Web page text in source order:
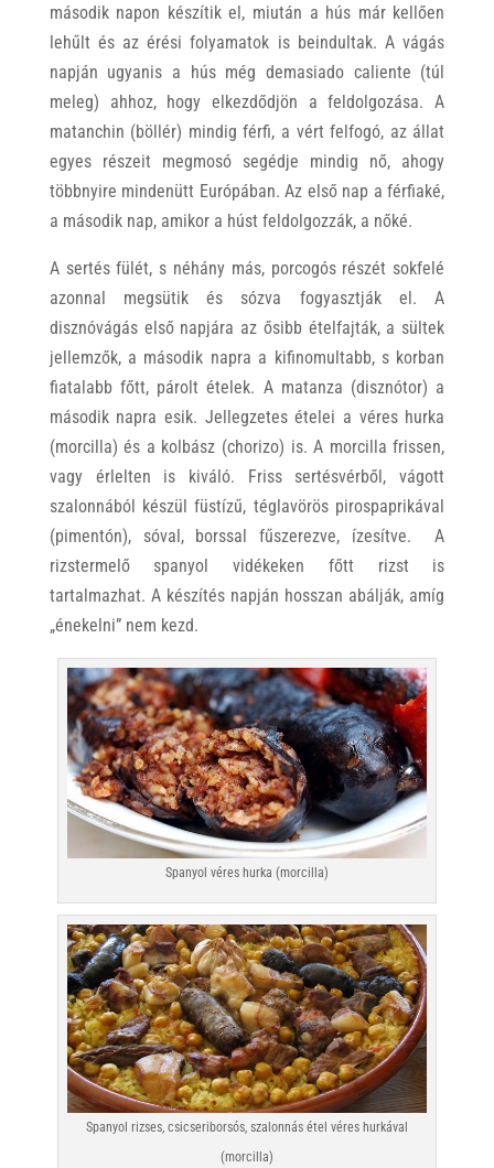
második napon készítik el, miután a hús már kellően
lehűlt és az érési folyamatok is beindultak. A vágás
napján ugyanis a hús még demasiado caliente (túl
meleg) ahhoz, hogy elkezdődjön a feldolgozása. A
matanchin (böllér) mindig férfi, a vért felfogó, az állat
egyes részeit megmosó segédje mindig nő, ahogy
többnyire mindenütt Európában. Az első nap a férfiaké,
a második nap, amikor a húst feldolgozzák, a nőké.
A sertés fülét, s néhány más, porcogós részét sokfelé
azonnal megsütik és sózva fogyasztják el. A
disznóvágás első napjára az ősibb ételfajták, a sültek
jellemzők, a második napra a kifinomultabb, s korban
fiatalabb főtt, párolt ételek. A matanza (disznótor) a
második napra esik. Jellegzetes ételei a véres hurka
(morcilla) és a kolbász (chorizo) is. A morcilla frissen,
vagy érlelten is kiváló. Friss sertésvérből, vágott
szalonnából készül füstízű, téglavörös pirospaprikával
(pimentón), sóval, borssal fűszerezve, ízesítve. A
rizstermelő spanyol vidékeken főtt rizst is
tartalmazhat. A készítés napján hosszan abálják, amíg
„énekelni” nem kezd.
Spanyol véres hurka (morcilla)
Spanyol rizses, csicseriborsós, szalonnás étel véres hurkával
(morcilla)